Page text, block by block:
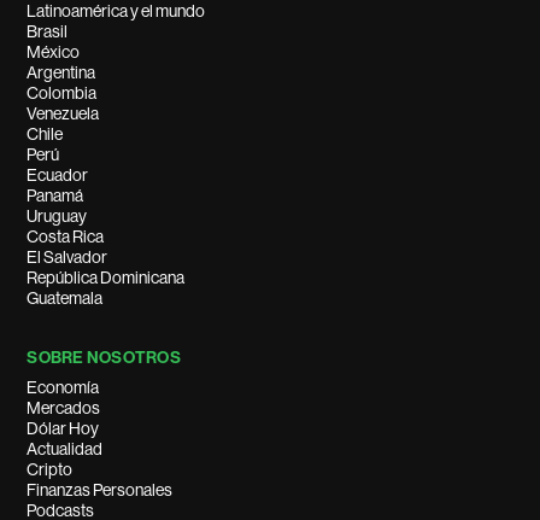
Latinoamérica y el mundo
Brasil
México
Argentina
Colombia
Venezuela
Chile
Perú
Ecuador
Panamá
Uruguay
Costa Rica
El Salvador
República Dominicana
Guatemala
SOBRE NOSOTROS
Economía
Mercados
Dólar Hoy
Actualidad
Cripto
Finanzas Personales
Podcasts